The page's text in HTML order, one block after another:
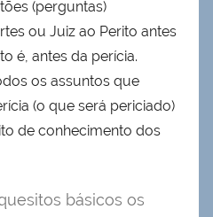
(perguntas)
ou Juiz ao Perito antes
é, antes da perícia.
os assuntos que
(o que será periciado)
de conhecimento dos
básicos os